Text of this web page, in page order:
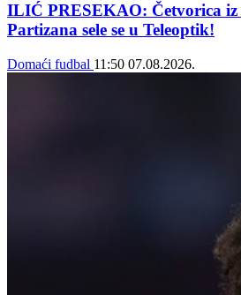
ILIĆ PRESEKAO: Četvorica
Partizana sele se u Teleoptik!
Domaći fudbal 11:50 07.08.2026.